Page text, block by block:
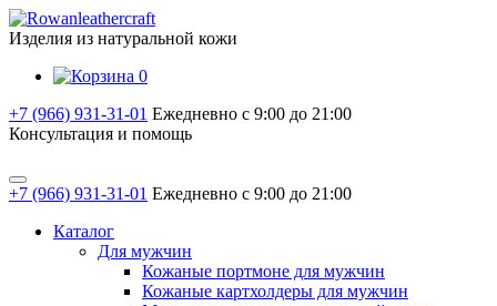
Изделия из натуральной кожи
0
+7 (966) 931-31-01 Ежедневно с 9:00 до 21:00
Консультация и помощь
+7 (966) 931-31-01 Ежедневно с 9:00 до 21:00
Каталог
Для мужчин
Кожаные портмоне для мужчин
Кожаные картхолдеры для мужчин